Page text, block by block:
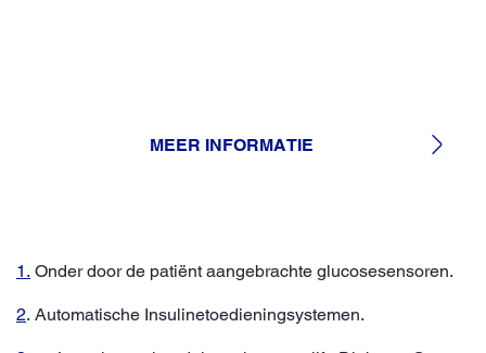
MEER INFORMATIE
1. Onder door de patiënt aangebrachte glucosesensoren.
2. Automatische Insulinetoedieningsystemen.